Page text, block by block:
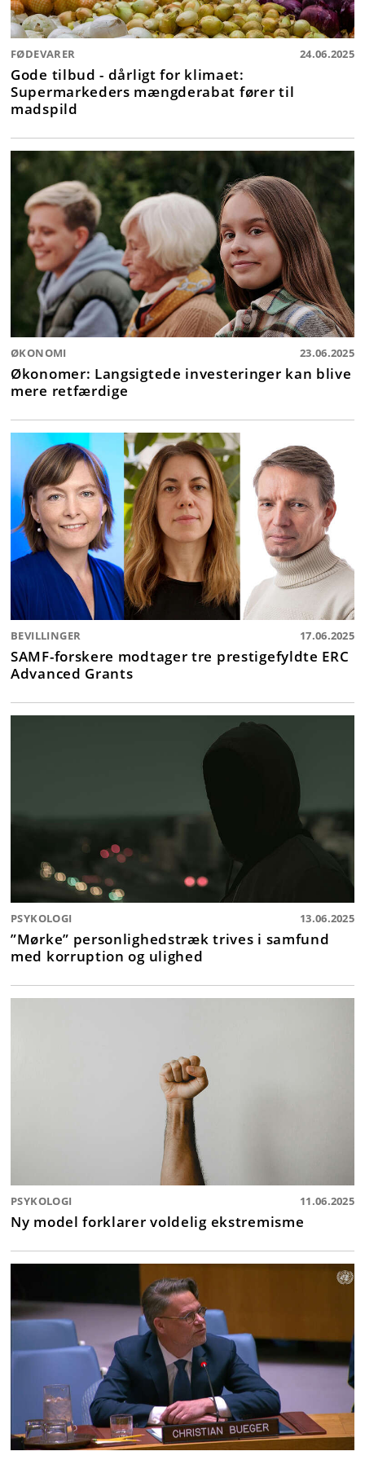
FØDEVARER 24.06.2025
Gode tilbud - dårligt for klimaet:
Supermarkeders mængderabat fører til
madspild
ØKONOMI 23.06.2025
Økonomer: Langsigtede investeringer kan blive
mere retfærdige
BEVILLINGER 17.06.2025
SAMF-forskere modtager tre prestigefyldte ERC
Advanced Grants
PSYKOLOGI 13.06.2025
”Mørke” personlighedstræk trives i samfund
med korruption og ulighed
PSYKOLOGI 11.06.2025
Ny model forklarer voldelig ekstremisme